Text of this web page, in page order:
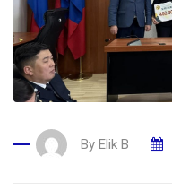
By Elik B